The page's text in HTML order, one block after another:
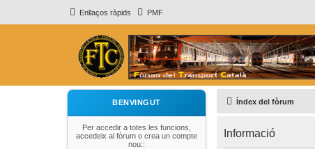
Enllaços ràpids PMF
BENVINGUT
Per accedir a totes les funcions,
accedeix al fòrum o crea un compte
nou::
Índex del fòrum
Informació